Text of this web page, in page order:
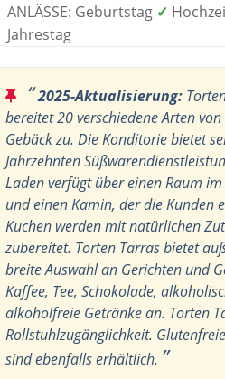
ANLÄSSE: Geburtstag ✓
Jahrestag
“2025-Aktualisierung:
bereitet 20 verschiedene Arten
Gebäck zu. Die Konditorie bietet
Jahrzehnten
Laden verfügt über einen Raum
und einen Kamin, der die Kunden
Kuchen werden mit natürlichen
zubereitet. Torten Tarras bietet
breite Auswahl an Gerichten und
Kaffee, Tee, Schokolade,
alkoholfreie Getränke an. Torten
Rollstuhlzugänglichkeit.
sind ebenfalls erhältlich. ”